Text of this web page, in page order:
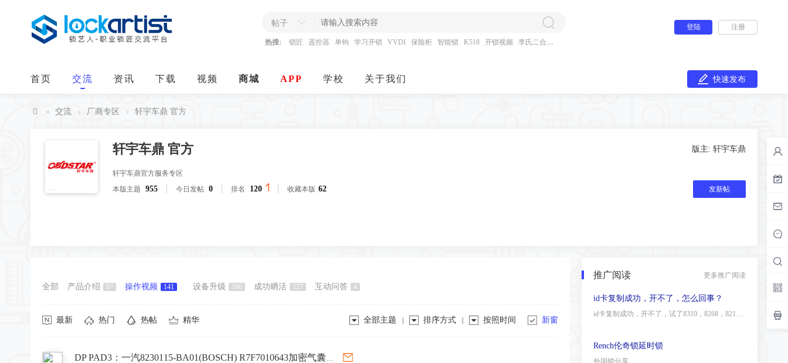
帖子
热搜: 锁匠 遥控器 单钩 学习开锁 VVDI 保险柜 智能锁 K518 开锁视频 李氏二合一
登陆 注册
首页 交流 资讯 下载 视频 商城 APP 学校 关于我们 快速发布
» 交流 › 厂商专区 › 轩宇车鼎 官方
轩宇车鼎 官方 版主: 轩宇车鼎
轩宇车鼎官方服务专区
本版主题
955 今日发帖 0 排名 120 收藏本版 62 发新帖
全部 产品介绍 87 操作视频 141 设备升级 596 成功晒活 127 互动问答 4
最新 热门 热帖 精华 新窗
全部主题 排序方式 按照时间
DP PAD3：一汽8230115-BA01(BOSCH) R7F7010643加密气囊修复操作视频
推广阅读 更多推广阅读
最近，大众防盗数据的价格上涨得厉害，特别是在线账号紧缺，各种设备套取数据的成本都
2026年第四届国际锁业交流大会暨第二十二届中国锁匠518年会已在合肥圆满落幕。本次大
咋了，论坛又被攻击了吗？签到签不了，
bdc0203的拷贝吗
想买个大平板，不知道没有开通g底盘bdc02功能，能做钥匙拷贝吗，有知道的大哥吗，感谢